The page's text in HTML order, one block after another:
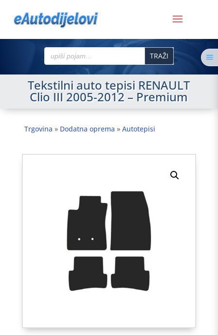
Search
for:
Tekstilni auto tepisi RENAULT
Clio III 2005-2012 – Premium
Trgovina » Dodatna oprema » Autotepisi
a